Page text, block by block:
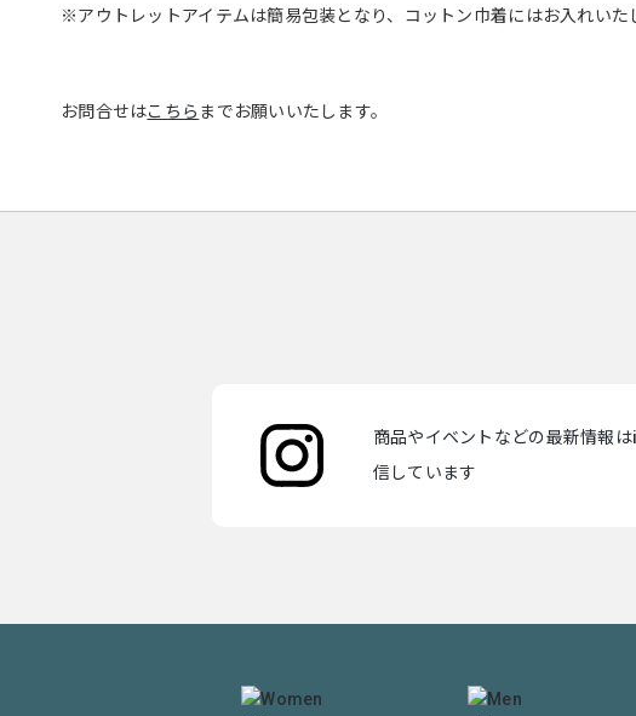
※アウトレットアイテムは簡易包装となり、コットン巾着にはお入れいた
お問合せはこちら までお願いいたします。
商品やイベントなどの最新情報
信しています